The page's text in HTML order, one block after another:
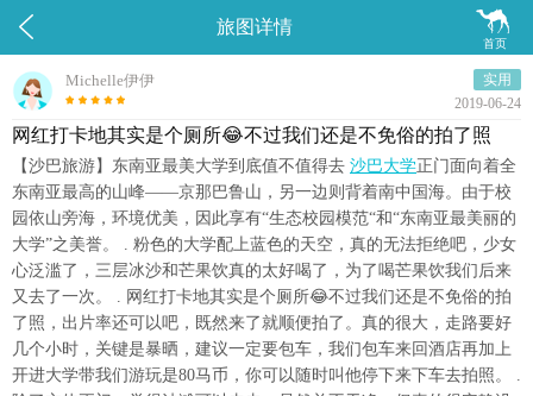
 
首页
旅图详情
Michelle伊伊
实用
2019-06-24
网红打卡地其实是个厕所😂不过我们还是不免俗的拍了照
【沙巴旅游】东南亚最美大学到底值不值得去 沙巴大学正门面向着全
东南亚最高的山峰——京那巴鲁山，另一边则背着南中国海。由于校
园依山旁海，环境优美，因此享有“生态校园模范“和“东南亚最美丽的
大学”之美誉。 . 粉色的大学配上蓝色的天空，真的无法拒绝吧，少女
心泛滥了，三层冰沙和芒果饮真的太好喝了，为了喝芒果饮我们后来
又去了一次。 . 网红打卡地其实是个厕所😂不过我们还是不免俗的拍
了照，出片率还可以吧，既然来了就顺便拍了。真的很大，走路要好
几个小时，关键是暴晒，建议一定要包车，我们包车来回酒店再加上
开进大学带我们游玩是80马币，你可以随时叫他停下来下车去拍照。 .